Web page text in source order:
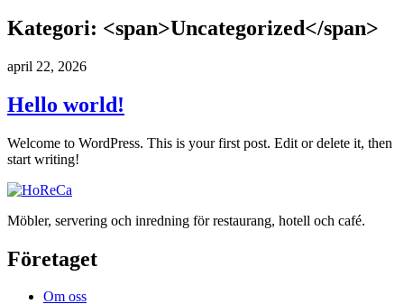
Kategori: <span>Uncategorized</span>
april 22, 2026
Hello world!
Welcome to WordPress. This is your first post. Edit or delete it, then
start writing!
Möbler, servering och inredning för restaurang, hotell och café.
Företaget
Om oss